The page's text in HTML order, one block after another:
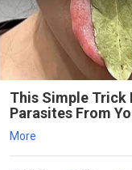
This Simple Trick
Parasites From
More